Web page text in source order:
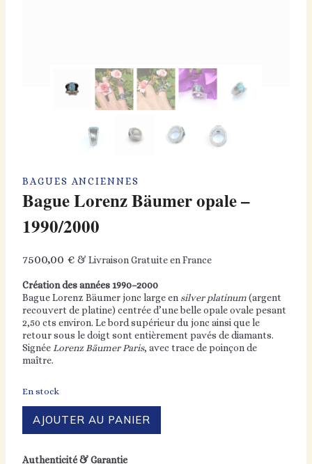
BAGUES ANCIENNES
Bague Lorenz Bäumer opale –
1990/2000
7500,00 € & Livraison Gratuite en France
Création des années 1990–2000
Bague Lorenz Bäumer jonc large en silver platinum(argent
recouvert de platine) centrée d’une belle opale ovale pesant
2,50 cts environ. Le bord supérieur du jonc ainsi que le
retour sous le doigt sont entièrement pavés de diamants.
Signée Lorenz Bäumer Paris, avec trace de poinçon de
maître.
En stock
Bague
AJOUTER AU PANIER
Authenticité & Garantie